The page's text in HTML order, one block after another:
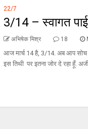
22/7
3/14 – स्वागत
अभिषेक मिश्र 18
आज मार्च 14 है, 3/14. अब आप सोच
इस तिथी पर इतना जोर दे रहा हूँ.